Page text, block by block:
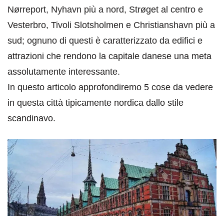
Nørreport, Nyhavn più a nord, Strøget al centro e
Vesterbro, Tivoli Slotsholmen e Christianshavn più a
sud; ognuno di questi è caratterizzato da edifici e
attrazioni che rendono la capitale danese una meta
assolutamente interessante.
In questo articolo approfondiremo 5 cose da vedere
in questa città tipicamente nordica dallo stile
scandinavo.